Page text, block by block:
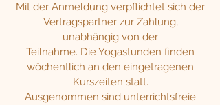
Mit der Anmeldung verpflichtet sich der
Vertragspartner zur Zahlung,
unabhängig von der
Teilnahme. Die Yogastunden finden
wöchentlich an den eingetragenen
Kurszeiten statt.
Ausgenommen sind unterrichtsfreie